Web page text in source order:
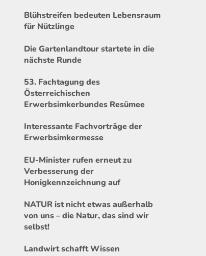
Blühstreifen bedeuten Lebensraum
für Nützlinge
Die Gartenlandtour startete in die
nächste Runde
53. Fachtagung des
Österreichischen
Erwerbsimkerbundes Resümee
Interessante Fachvorträge der
Erwerbsimkermesse
EU-Minister rufen erneut zu
Verbesserung der
Honigkennzeichnung auf
NATUR ist nicht etwas außerhalb
von uns – die Natur, das sind wir
selbst!
Landwirt schafft Wissen